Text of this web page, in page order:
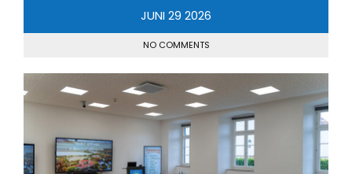
JUNI29 2026
NO COMMENTS